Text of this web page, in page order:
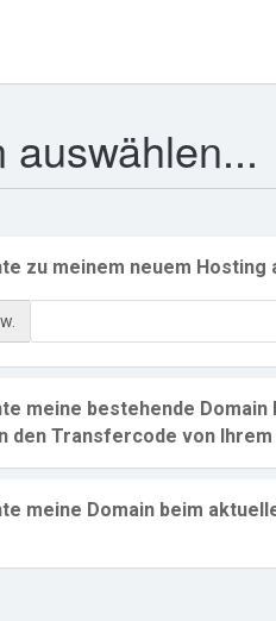
auswählen...
zu meinem neuem
meine bestehende
den Transfercode von
meine Domain beim